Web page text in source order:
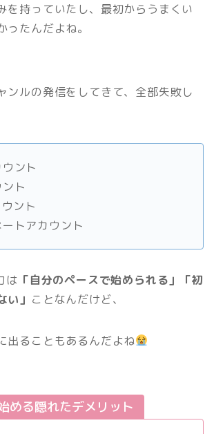
を持っていたし、最初からうまくい
ったんだよね。
ンルの発信をしてきて、全部失敗し
ント
ト
ント
ートアカウント
は 「自分のペースで始められる」「初
い」 ことなんだけど、
出ることもあるんだよね
める隠れたデメリット